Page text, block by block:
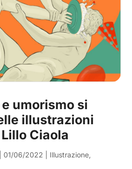
umorismo si
illustrazioni
Ciaola
01/06/2022 Illustrazione,